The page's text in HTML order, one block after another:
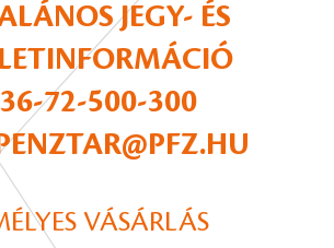
JEGY- ÉS
72-500-300
VÁSÁRLÁS